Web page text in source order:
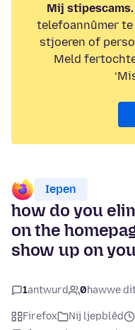
Mij stipescams.
telefoannûmer
stjoeren of
Meld
Iepen
how do you
on the
show up on
1antwurd 0hawwe
Firefox Nij ljepblêd